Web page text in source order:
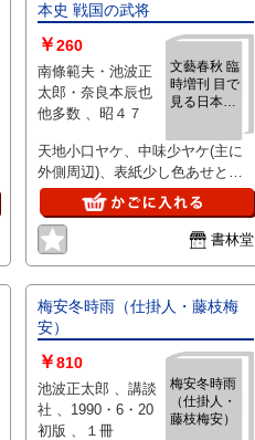
本史 戦国の武将
文藝春秋 臨
時増刊 目で
見る日本史
￥260
南條範夫・池波正
太郎・奈良本辰也
他多数 、昭４７
天地小口ヤケ、中味少ヤケ(主に
外側周辺)、表紙少し色あせと角
隅に小さなスレあり
書林堂
梅安冬時雨（仕掛人・藤枝梅
安）
梅安冬時雨
（仕掛人・
藤枝梅安）
￥810
池波正太郎 、講談
社 、1990・6・20
初版 、１冊